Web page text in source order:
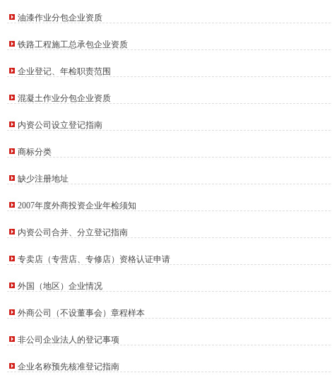
油漆作业分包企业资质
铁路工程施工总承包企业资质
企业登记、年检职责范围
混凝土作业分包企业资质
内资公司设立登记指南
商标分类
缺少注册地址
2007年度外商投资企业年检须知
内资公司合并、分立登记指南
专卖店（专营店、专修店）资格认证申请
外国（地区）企业情况
外商公司（不设董事会）章程样本
非公司企业法人的登记事项
企业名称预先核准登记指南